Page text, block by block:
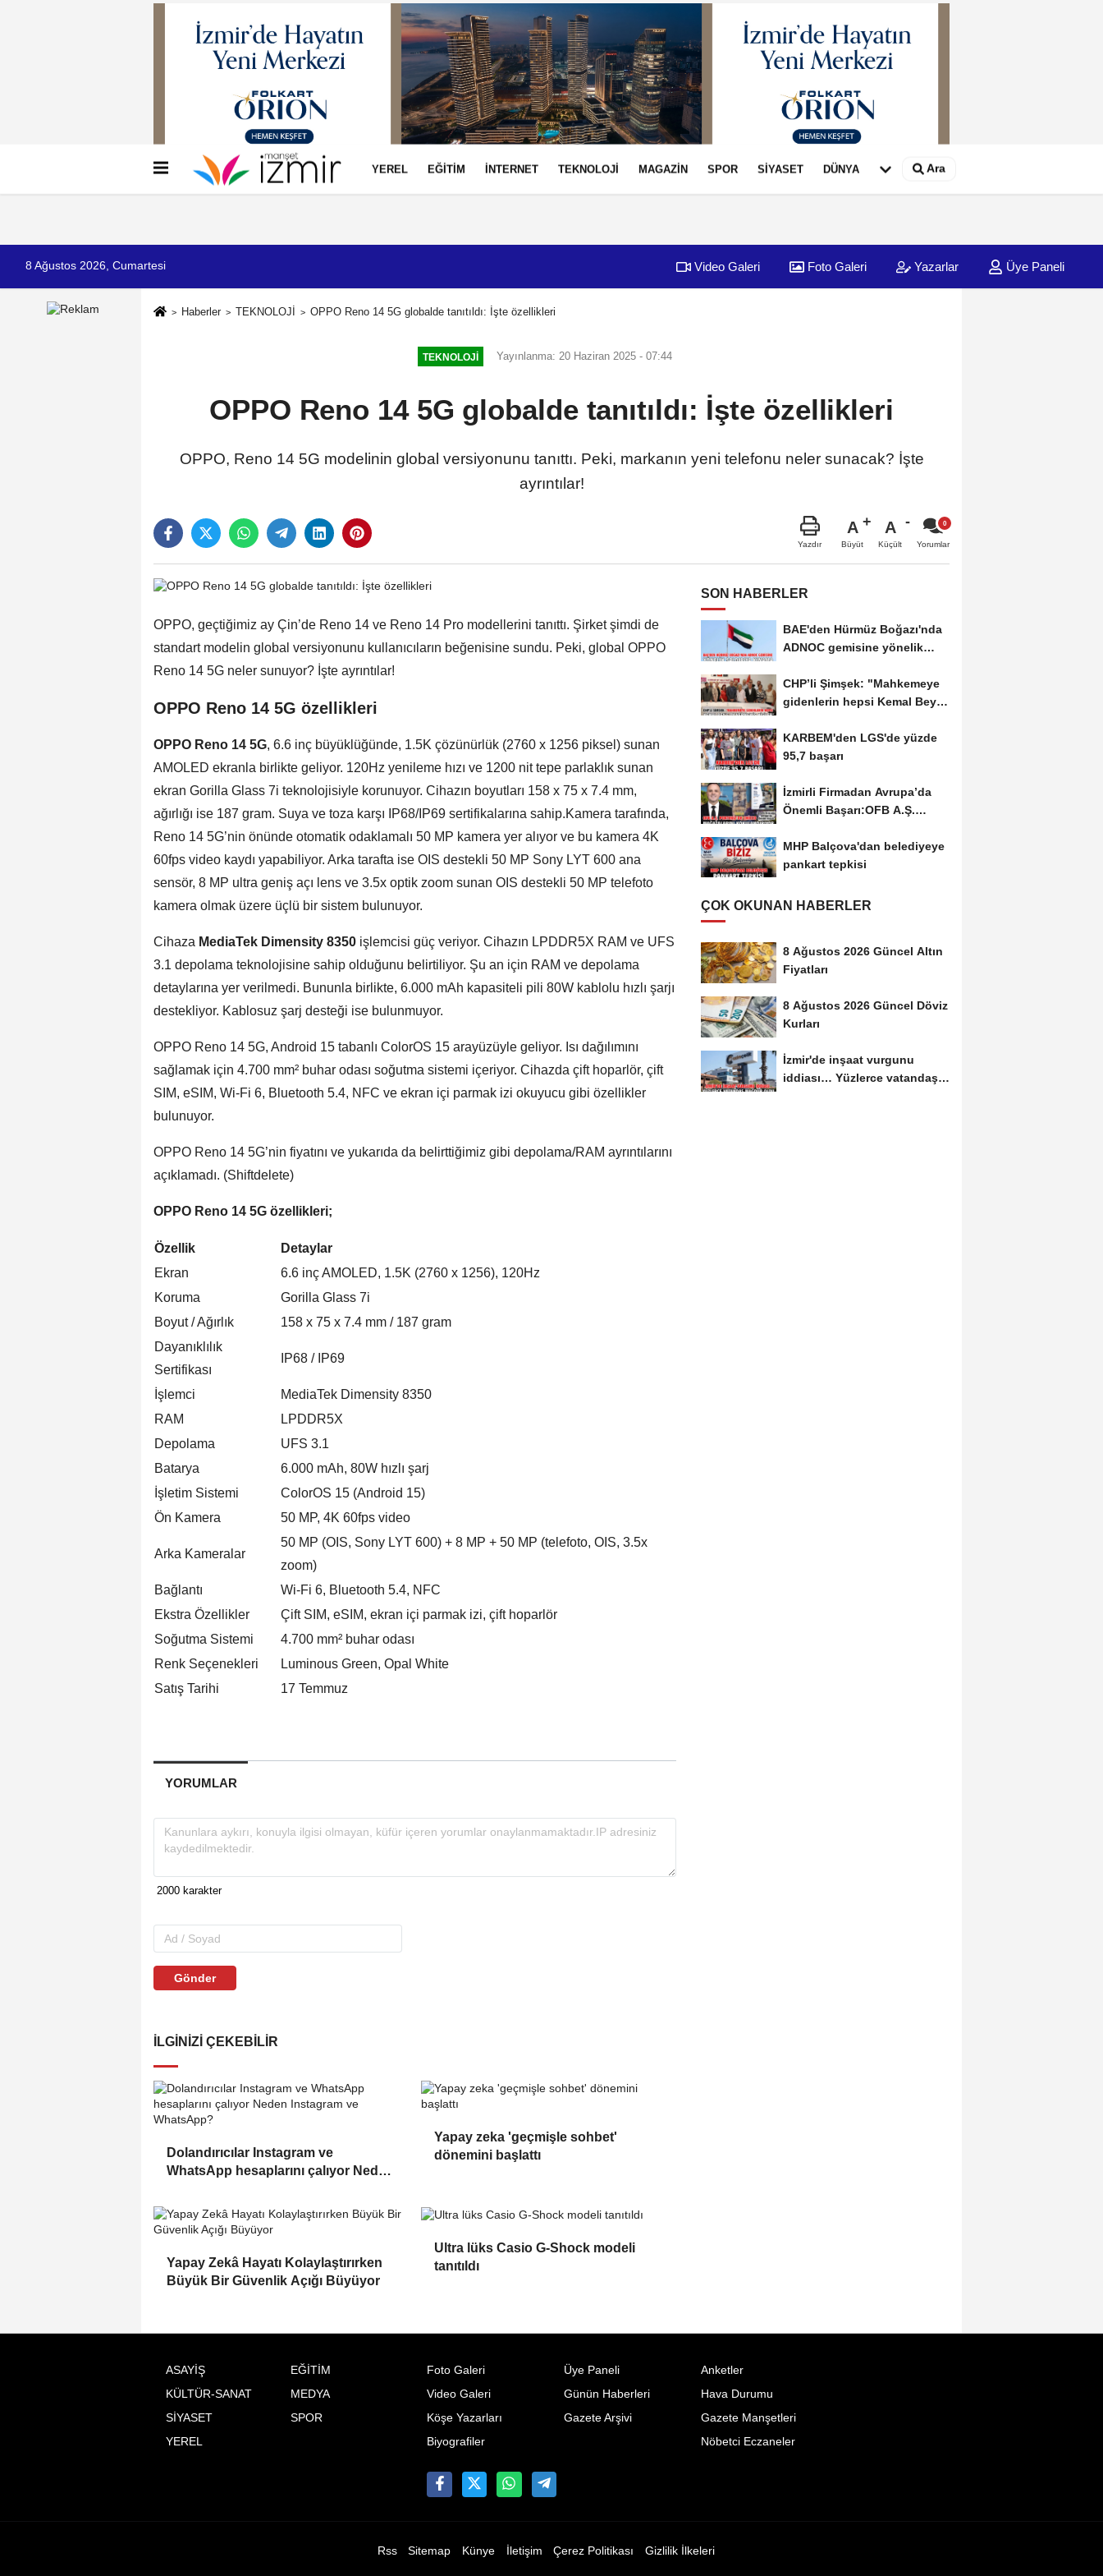
İletişim Çerez Politikası
YEREL EĞİTİM İNTERNET TEKNOLOJİ MAGAZİN SPOR SİYASET DÜNYA Ara
8 Ağustos 2026, Cumartesi Video Galeri Foto Galeri Yazarlar Üye Paneli
Haberler TEKNOLOJİ OPPO Reno 14 5G globalde tanıtıldı: İşte özellikleri
TEKNOLOJİ Yayınlanma: 20 Haziran 2025 - 07:44
OPPO Reno 14 5G globalde tanıtıldı: İşte özellikleri
OPPO, Reno 14 5G modelinin global versiyonunu tanıttı. Peki, markanın yeni telefonu neler sunacak? İşte
ayrıntılar!
Yazdır
A
Büyüt
A
Küçült Yorumlar
OPPO, geçtiğimiz ay Çin’de Reno 14 ve Reno 14 Pro modellerini tanıttı. Şirket şimdi de
standart modelin global versiyonunu kullanıcıların beğenisine sundu. Peki, global OPPO
Reno 14 5G neler sunuyor? İşte ayrıntılar!
OPPO Reno 14 5G özellikleri
OPPO Reno 14 5G, 6.6 inç büyüklüğünde, 1.5K çözünürlük (2760 x 1256 piksel) sunan
AMOLED ekranla birlikte geliyor. 120Hz yenileme hızı ve 1200 nit tepe parlaklık sunan
ekran Gorilla Glass 7i teknolojisiyle korunuyor. Cihazın boyutları 158 x 75 x 7.4 mm,
ağırlığı ise 187 gram. Suya ve toza karşı IP68/IP69 sertifikalarına sahip.Kamera tarafında,
Reno 14 5G’nin önünde otomatik odaklamalı 50 MP kamera yer alıyor ve bu kamera 4K
60fps video kaydı yapabiliyor. Arka tarafta ise OIS destekli 50 MP Sony LYT 600 ana
sensör, 8 MP ultra geniş açı lens ve 3.5x optik zoom sunan OIS destekli 50 MP telefoto
kamera olmak üzere üçlü bir sistem bulunuyor.
Cihaza MediaTek Dimensity 8350 işlemcisi güç veriyor. Cihazın LPDDR5X RAM ve UFS
3.1 depolama teknolojisine sahip olduğunu belirtiliyor. Şu an için RAM ve depolama
detaylarına yer verilmedi. Bununla birlikte, 6.000 mAh kapasiteli pili 80W kablolu hızlı şarjı
destekliyor. Kablosuz şarj desteği ise bulunmuyor.
OPPO Reno 14 5G, Android 15 tabanlı ColorOS 15 arayüzüyle geliyor. Isı dağılımını
sağlamak için 4.700 mm² buhar odası soğutma sistemi içeriyor. Cihazda çift hoparlör, çift
SIM, eSIM, Wi-Fi 6, Bluetooth 5.4, NFC ve ekran içi parmak izi okuyucu gibi özellikler
bulunuyor.
OPPO Reno 14 5G’nin fiyatını ve yukarıda da belirttiğimiz gibi depolama/RAM ayrıntılarını
açıklamadı. (Shiftdelete)
OPPO Reno 14 5G özellikleri;
Özellik
Detaylar
Ekran
6.6 inç AMOLED, 1.5K (2760 x 1256), 120Hz
Koruma
Gorilla Glass 7i
Boyut / Ağırlık
158 x 75 x 7.4 mm / 187 gram
Dayanıklılık
Sertifikası
IP68 / IP69
İşlemci
MediaTek Dimensity 8350
RAM
LPDDR5X
Depolama
UFS 3.1
Batarya
6.000 mAh, 80W hızlı şarj
İşletim Sistemi
ColorOS 15 (Android 15)
Ön Kamera
50 MP, 4K 60fps video
Arka Kameralar
50 MP (OIS, Sony LYT 600) + 8 MP + 50 MP (telefoto, OIS, 3.5x
zoom)
Bağlantı
Wi-Fi 6, Bluetooth 5.4, NFC
Ekstra Özellikler
Çift SIM, eSIM, ekran içi parmak izi, çift hoparlör
Soğutma Sistemi
4.700 mm² buhar odası
Renk Seçenekleri
Luminous Green, Opal White
Satış Tarihi
17 Temmuz
YORUMLAR
Gönder
İLGINIZI ÇEKEBILIR
Dolandırıcılar Instagram ve
WhatsApp hesaplarını çalıyor Neden
Yapay zeka 'geçmişle sohbet'
dönemini başlattı
Yapay Zekâ Hayatı Kolaylaştırırken
Büyük Bir Güvenlik Açığı Büyüyor
Ultra lüks Casio G-Shock modeli
tanıtıldı
SON HABERLER
BAE'den Hürmüz Boğazı'nda
ADNOC gemisine yönelik
CHP’li Şimşek: "Mahkemeye
gidenlerin hepsi Kemal Bey’e
KARBEM'den LGS'de yüzde
95,7 başarı
İzmirli Firmadan Avrupa’da
Önemli Başarı:OFB A.Ş.
MHP Balçova'dan belediyeye
pankart tepkisi
ÇOK OKUNAN HABERLER
8 Ağustos 2026 Güncel Altın
Fiyatları
8 Ağustos 2026 Güncel Döviz
Kurları
İzmir'de inşaat vurgunu
iddiası… Yüzlerce vatandaş
ASAYİŞ
EĞİTİM
KÜLTÜR-SANAT
MEDYA
SİYASET
SPOR
YEREL
Foto Galeri
Video Galeri
Köşe Yazarları
Biyografiler
Üye Paneli
Günün Haberleri
Gazete Arşivi
Anketler
Hava Durumu
Gazete Manşetleri
Nöbetci Eczaneler
Rss Sitemap Künye İletişim Çerez Politikası Gizlilik İlkeleri